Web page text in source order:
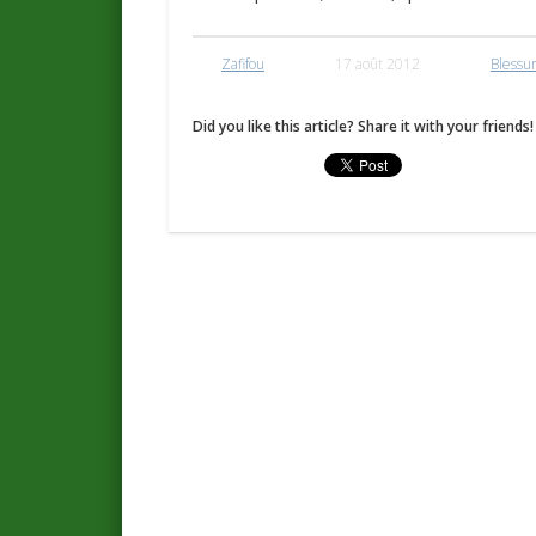
Zafifou 17 août 2012
Did you like this article? Share it with your friends!